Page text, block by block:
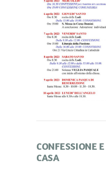
CONFESSIONE
CASA